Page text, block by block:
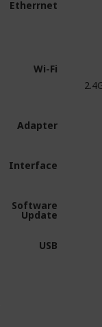
Etherrnet
Wi-Fi
Adapter
Interface
Software
Update
USB